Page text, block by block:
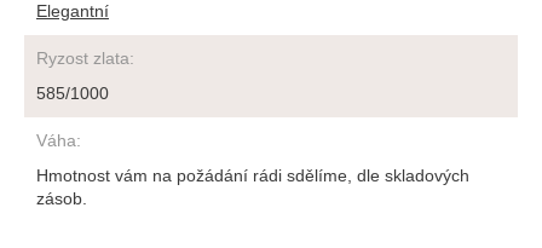
Elegantní
Ryzost zlata:
585/1000
Váha:
Hmotnost vám na požádání rádi sdělíme, dle skladových
zásob.